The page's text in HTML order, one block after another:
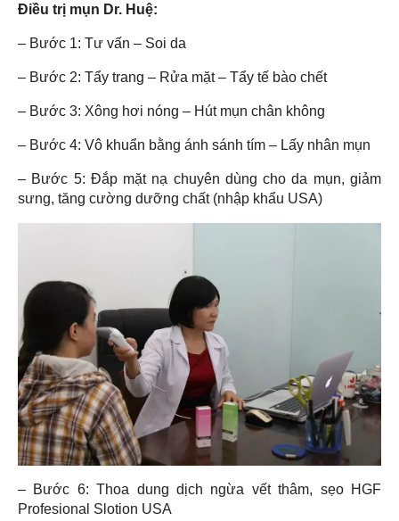
Điều trị mụn Dr. Huệ:
– Bước 1: Tư vấn – Soi da
– Bước 2: Tẩy trang – Rửa mặt – Tẩy tế bào chết
– Bước 3: Xông hơi nóng – Hút mụn chân không
– Bước 4: Vô khuẩn bằng ánh sánh tím – Lấy nhân mụn
– Bước 5: Đắp mặt nạ chuyên dùng cho da mụn, giảm
sưng, tăng cường dưỡng chất (nhập khẩu USA)
– Bước 6: Thoa dung dịch ngừa vết thâm, sẹo HGF
Profesional Slotion USA